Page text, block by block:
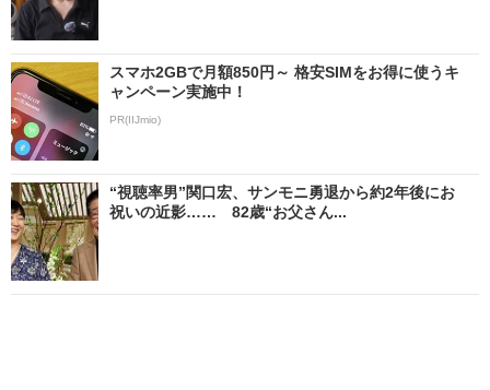
スマホ2GBで月額850円～ 格安SIMをお得に使うキ
ャンペーン実施中！
PR(IIJmio)
“視聴率男”関口宏、サンモニ勇退から約2年後にお
祝いの近影…… 82歳“お父さん...